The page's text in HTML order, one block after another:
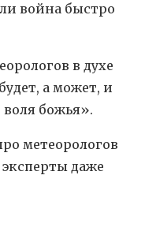
война быстро
в духе
а может, и
божья».
метеорологов
даже